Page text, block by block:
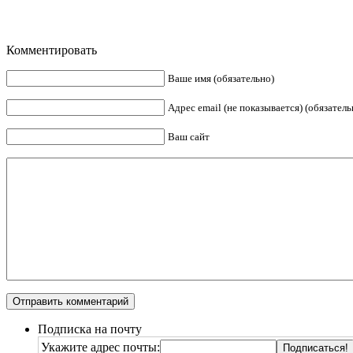
Комментировать
Ваше имя (обязательно)
Адрес email (не показывается)
Ваш сайт
Подписка на почту
Укажите адрес почты: